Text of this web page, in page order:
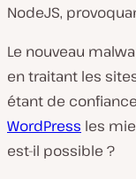
NodeJS,
Le nouveau
en traitant les
étant de
WordPress les
est-il possible ?